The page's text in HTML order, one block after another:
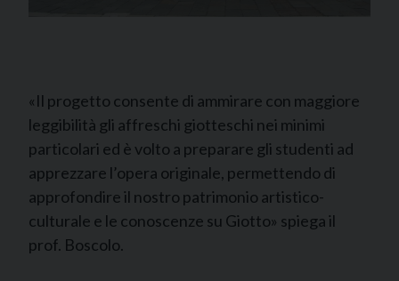
«Il progetto consente di ammirare con maggiore
leggibilità gli affreschi giotteschi nei minimi
particolari ed è volto a preparare gli studenti ad
apprezzare l’opera originale, permettendo di
approfondire il nostro patrimonio artistico-
culturale e le conoscenze su Giotto» spiega il
prof. Boscolo.